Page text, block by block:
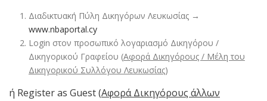
Διαδικτυακή Πύλη Δικηγόρων Λευκωσίας →
www.nbaportal.cy
Login στον προσωπικό λογαριασμό Δικηγόρου /
Δικηγορικού Γραφείου (Αφορά Δικηγόρους / Μέλη του
Δικηγορικού Συλλόγου Λευκωσίας)
ή Register as Guest (Αφορά Δικηγόρους άλλων